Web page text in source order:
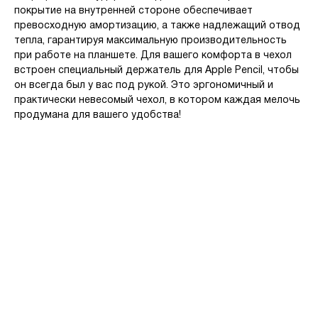
покрытие на внутренней стороне обеспечивает
превосходную амортизацию, а также надлежащий отвод
тепла, гарантируя максимальную производительность
при работе на планшете. Для вашего комфорта в чехол
встроен специальный держатель для Apple Pencil, чтобы
он всегда был у вас под рукой. Это эргономичный и
практически невесомый чехол, в котором каждая мелочь
продумана для вашего удобства!